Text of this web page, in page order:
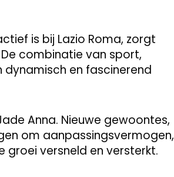
is bij Lazio Roma, zorgt
combinatie van sport,
en fascinerend
Anna. Nieuwe gewoontes,
om aanpassingsvermogen,
groei versneld en versterkt.